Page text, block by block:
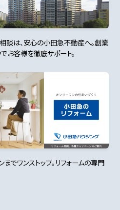
談は、安心の小田急不動産へ。創業
お客様を徹底サポート。
でワンストップ。リフォームの専門